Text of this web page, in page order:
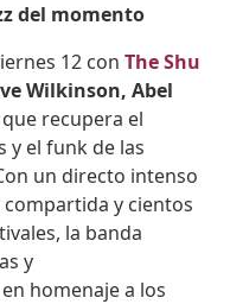
del momento
12 con The Shu
Wilkinson, Abel
que recupera el
y el funk de las
un directo intenso
y cientos
la banda
y
homenaje a los